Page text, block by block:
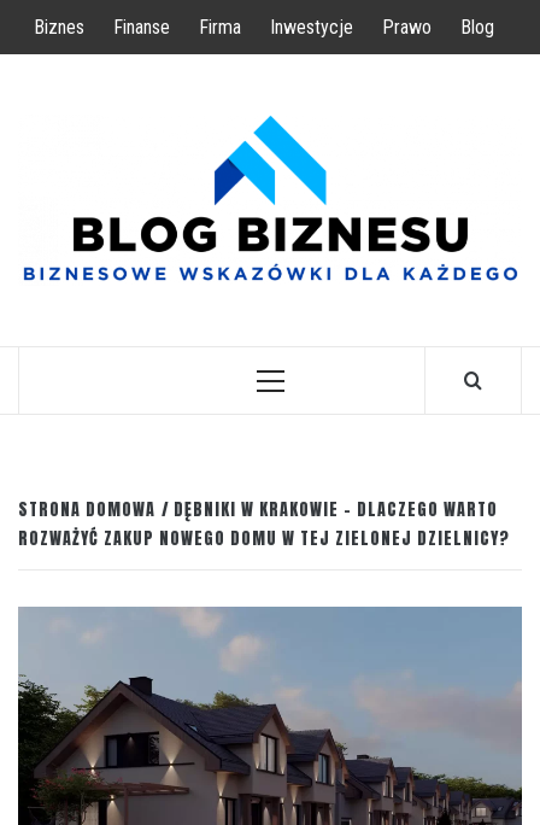
Biznes Finanse Firma Inwestycje Prawo Blog
Menu
STRONA DOMOWA
DĘBNIKI W KRAKOWIE – DLACZEGO WARTO
ROZWAŻYĆ ZAKUP NOWEGO DOMU W TEJ ZIELONEJ DZIELNICY?